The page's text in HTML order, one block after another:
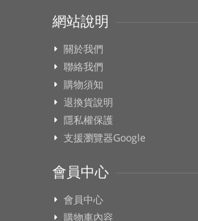
網站說明
關於我們
聯絡我們
購物須知
退換貨說明
隱私權保護
支援瀏覽器Google
會員中心
會員中心
購物車內容